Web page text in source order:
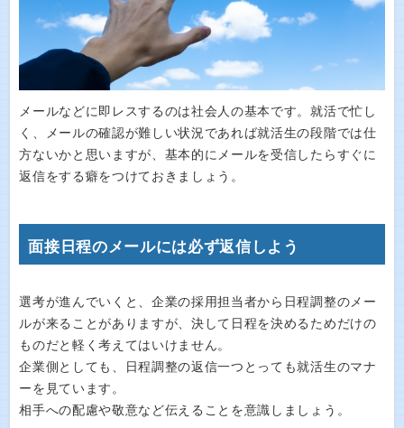
メールなどに即レスするのは社会人の基本です。就活で忙し
く、メールの確認が難しい状況であれば就活生の段階では仕
方ないかと思いますが、基本的にメールを受信したらすぐに
返信をする癖をつけておきましょう。
面接日程のメールには必ず返信しよう
選考が進んでいくと、企業の採用担当者から日程調整のメー
ルが来ることがありますが、決して日程を決めるためだけの
ものだと軽く考えてはいけません。
企業側としても、日程調整の返信一つとっても就活生のマナ
ーを見ています。
相手への配慮や敬意など伝えることを意識しましょう。